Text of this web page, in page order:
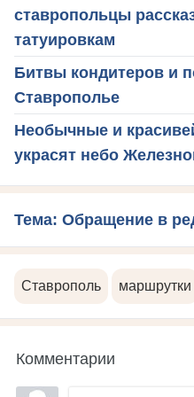
ставропольцы
татуировкам
Битвы кондитеров и
Ставрополье
Необычные и
украсят небо
Тема: Обращение в
Ставрополь маршрутки
Комментарии